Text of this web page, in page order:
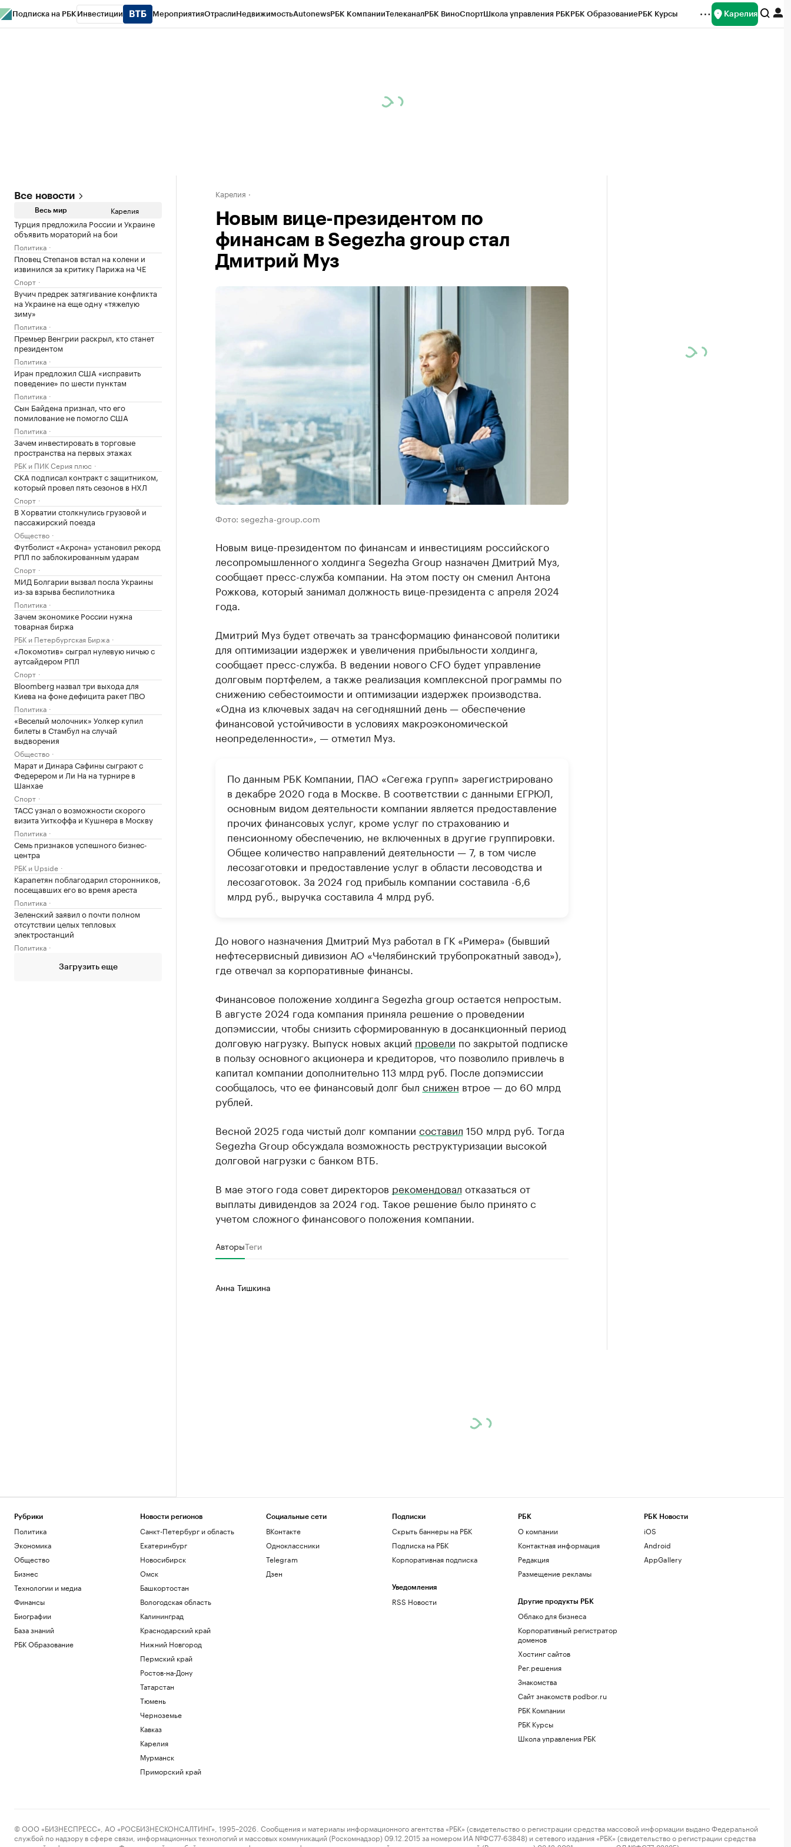
Подписка на РБК Инвестиции МероприятияОтраслиНедвижимостьAutonewsРБК КомпанииТелеканалРБК ВиноСпортШкола управления РБКРБК ОбразованиеРБК Курсы Карелия
Все новости
Весь мир Карелия
Турция предложила России и Украине
объявить мораторий на бои
Политика
Пловец Степанов встал на колени и
извинился за критику Парижа на ЧЕ
Спорт
Вучич предрек затягивание конфликта
на Украине на еще одну «тяжелую
зиму»
Политика
Премьер Венгрии раскрыл, кто станет
президентом
Политика
Иран предложил США «исправить
поведение» по шести пунктам
Политика
Сын Байдена признал, что его
помилование не помогло США
Политика
Зачем инвестировать в торговые
пространства на первых этажах
РБК и ПИК Серия плюс
СКА подписал контракт с защитником,
который провел пять сезонов в НХЛ
Спорт
В Хорватии столкнулись грузовой и
пассажирский поезда
Общество
Футболист «Акрона» установил рекорд
РПЛ по заблокированным ударам
Спорт
МИД Болгарии вызвал посла Украины
из-за взрыва беспилотника
Политика
Зачем экономике России нужна
товарная биржа
РБК и Петербургская Биржа
«Локомотив» сыграл нулевую ничью с
аутсайдером РПЛ
Спорт
Bloomberg назвал три выхода для
Киева на фоне дефицита ракет ПВО
Политика
«Веселый молочник» Уолкер купил
билеты в Стамбул на случай
выдворения
Общество
Марат и Динара Сафины сыграют с
Федерером и Ли На на турнире в
Шанхае
Спорт
ТАСС узнал о возможности скорого
визита Уиткоффа и Кушнера в Москву
Политика
Семь признаков успешного бизнес-
центра
РБК и Upside
Карапетян поблагодарил сторонников,
посещавших его во время ареста
Политика
Зеленский заявил о почти полном
отсутствии целых тепловых
электростанций
Политика
Загрузить еще
Карелия
Новым вице-президентом по
финансам в Segezha group стал
Дмитрий Муз
Фото: segezha-group.com
Новым вице-президентом по финансам и инвестициям российского
лесопромышленного холдинга Segezha Group назначен Дмитрий Муз,
сообщает пресс-служба компании. На этом посту он сменил Антона
Рожкова, который занимал должность вице-президента с апреля 2024
года.
Дмитрий Муз будет отвечать за трансформацию финансовой политики
для оптимизации издержек и увеличения прибыльности холдинга,
сообщает пресс-служба. В ведении нового CFO будет управление
долговым портфелем, а также реализация комплексной программы по
снижению себестоимости и оптимизации издержек производства.
«Одна из ключевых задач на сегодняшний день — обеспечение
финансовой устойчивости в условиях макроэкономической
неопределенности», — отметил Муз.
По данным РБК Компании, ПАО «Сегежа групп» зарегистрировано
в декабре 2020 года в Москве. В соответствии с данными ЕГРЮЛ,
основным видом деятельности компании является предоставление
прочих финансовых услуг, кроме услуг по страхованию и
пенсионному обеспечению, не включенных в другие группировки.
Общее количество направлений деятельности — 7, в том числе
лесозаготовки и предоставление услуг в области лесоводства и
лесозаготовок. За 2024 год прибыль компании составила -6,6
млрд руб., выручка составила 4 млрд руб.
До нового назначения Дмитрий Муз работал в ГК «Римера» (бывший
нефтесервисный дивизион АО «Челябинский трубопрокатный завод»),
где отвечал за корпоративные финансы.
Финансовое положение холдинга Segezha group остается непростым.
В августе 2024 года компания приняла решение о проведении
допэмиссии, чтобы снизить сформированную в досанкционный период
долговую нагрузку. Выпуск новых акций провели по закрытой подписке
в пользу основного акционера и кредиторов, что позволило привлечь в
капитал компании дополнительно 113 млрд руб. После допэмиссии
сообщалось, что ее финансовый долг был снижен втрое — до 60 млрд
рублей.
Весной 2025 года чистый долг компании составил 150 млрд руб. Тогда
Segezha Group обсуждала возможность реструктуризации высокой
долговой нагрузки с банком ВТБ.
В мае этого года совет директоров рекомендовал отказаться от
выплаты дивидендов за 2024 год. Такое решение было принято с
учетом сложного финансового положения компании.
АвторыТеги
Анна Тишкина
Рубрики
Политика
Экономика
Общество
Бизнес
Технологии и медиа
Финансы
Биографии
База знаний
РБК Образование
Новости регионов
Санкт-Петербург и область
Екатеринбург
Новосибирск
Омск
Башкортостан
Вологодская область
Калининград
Краснодарский край
Нижний Новгород
Пермский край
Ростов-на-Дону
Татарстан
Тюмень
Черноземье
Кавказ
Карелия
Мурманск
Приморский край
Социальные сети
ВКонтакте
Одноклассники
Telegram
Дзен
Подписки
Скрыть баннеры на РБК
Подписка на РБК
Корпоративная подписка
Уведомления
RSS Новости
РБК
О компании
Контактная информация
Редакция
Размещение рекламы
Другие продукты РБК
Облако для бизнеса
Корпоративный регистратор
доменов
Хостинг сайтов
Рег.решения
Знакомства
Сайт знакомств podbor.ru
РБК Компании
РБК Курсы
Школа управления РБК
РБК Новости
iOS
Android
AppGallery
© ООО «БИЗНЕСПРЕСС», АО «РОСБИЗНЕСКОНСАЛТИНГ», 1995–2026. Сообщения и материалы информационного агентства «РБК» (свидетельство о регистрации средства массовой информации выдано Федеральной
службой по надзору в сфере связи, информационных технологий и массовых коммуникаций (Роскомнадзор) 09.12.2015 за номером ИА №ФС77-63848) и сетевого издания «РБК» (свидетельство о регистрации средства